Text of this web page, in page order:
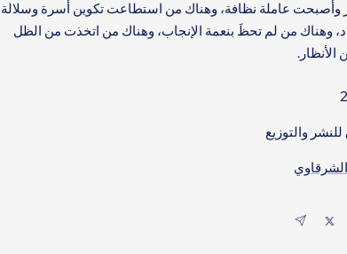
وأصبحت عاملة نظافة، وهناك من استطاعت تكوين أسرة وسلالة
وهناك من لم تحظَ بنعمة الإنجاب، وهناك من اتخذت من الظل
والتوزيع